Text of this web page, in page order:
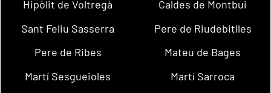
Hipòlit de Voltregà
Caldes de Montbui
Sant Feliu Sasserra
Pere de Riudebitlles
Pere de Ribes
Mateu de Bages
Martí Sesgueioles
Martí Sarroca